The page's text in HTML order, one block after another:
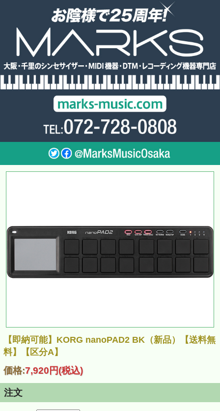
【即納可能】KORG nanoPAD2 BK（新品）【送料無
料】【区分A】
価格:7,920円(税込)
注文